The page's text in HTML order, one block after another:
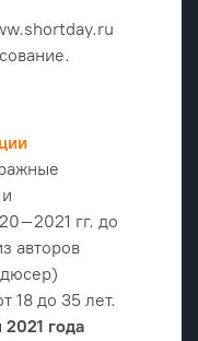
гг. до
авторов
18 до 35 лет.
2021 года